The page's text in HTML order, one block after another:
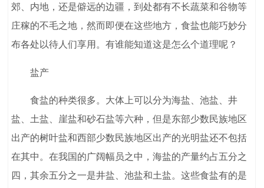
郊、内地，还是僻远的边疆，到处都有不长蔬菜和谷物等
庄稼的不毛之地，然而即便在这些地方，食盐也能巧妙分
布各处以待人们享用。有谁能知道这是怎么个道理呢？
盐产
食盐的种类很多。大体上可以分为海盐、池盐、井
盐、土盐、崖盐和砂石盐等六种，但是东部少数民族地区
出产的树叶盐和西部少数民族地区出产的光明盐还不包括
在其中。在我国的广阔幅员之中，海盐的产量约占五分之
四，其余五分之一是井盐、池盐和土盐。这些食盐有的是